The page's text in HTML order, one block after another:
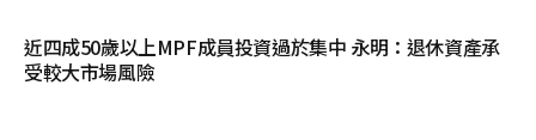
近四成50歲以上MPF成員投資過於集中 永明：退休資產承
受較大市場風險